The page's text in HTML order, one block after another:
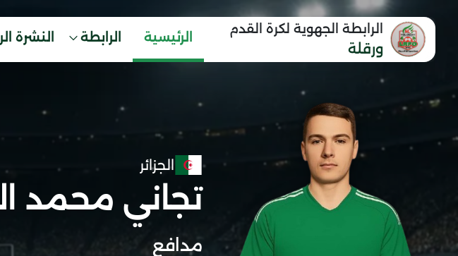
الرابطة الجهوية لكرة القدم
ورقلة
الرئيسية الرابطة النشرة
الجزائر
تجاني محمد
مدافع